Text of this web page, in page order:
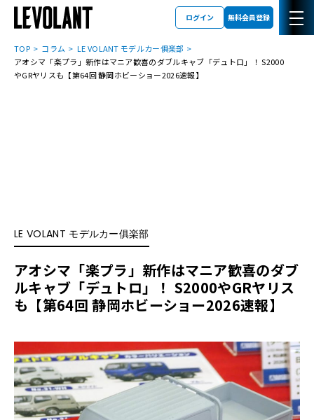
ログイン 無料会員登録
TOP コラム
LE VOLANT モデルカー俱楽部
アオシマ「楽プラ」新作はマニア歓喜のダブルキャブ「デュトロ」！ S2000
やGRヤリスも【第64回 静岡ホビーショー2026速報】
LE VOLANT モデルカー俱楽部
アオシマ「楽プラ」新作はマニア歓喜のダブ
ルキャブ「デュトロ」！ S2000やGRヤリス
も【第64回 静岡ホビーショー2026速報】